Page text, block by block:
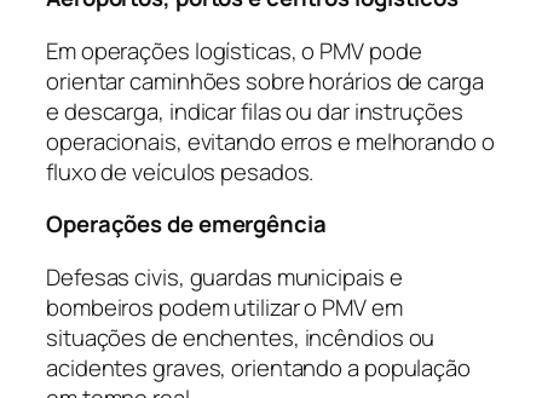
Em operações logísticas, o PMV pode
orientar caminhões sobre horários de carga
e descarga, indicar filas ou dar instruções
operacionais, evitando erros e melhorando o
fluxo de veículos pesados.
Operações de emergência
Defesas civis, guardas municipais e
bombeiros podem utilizar o PMV em
situações de enchentes, incêndios ou
acidentes graves, orientando a população